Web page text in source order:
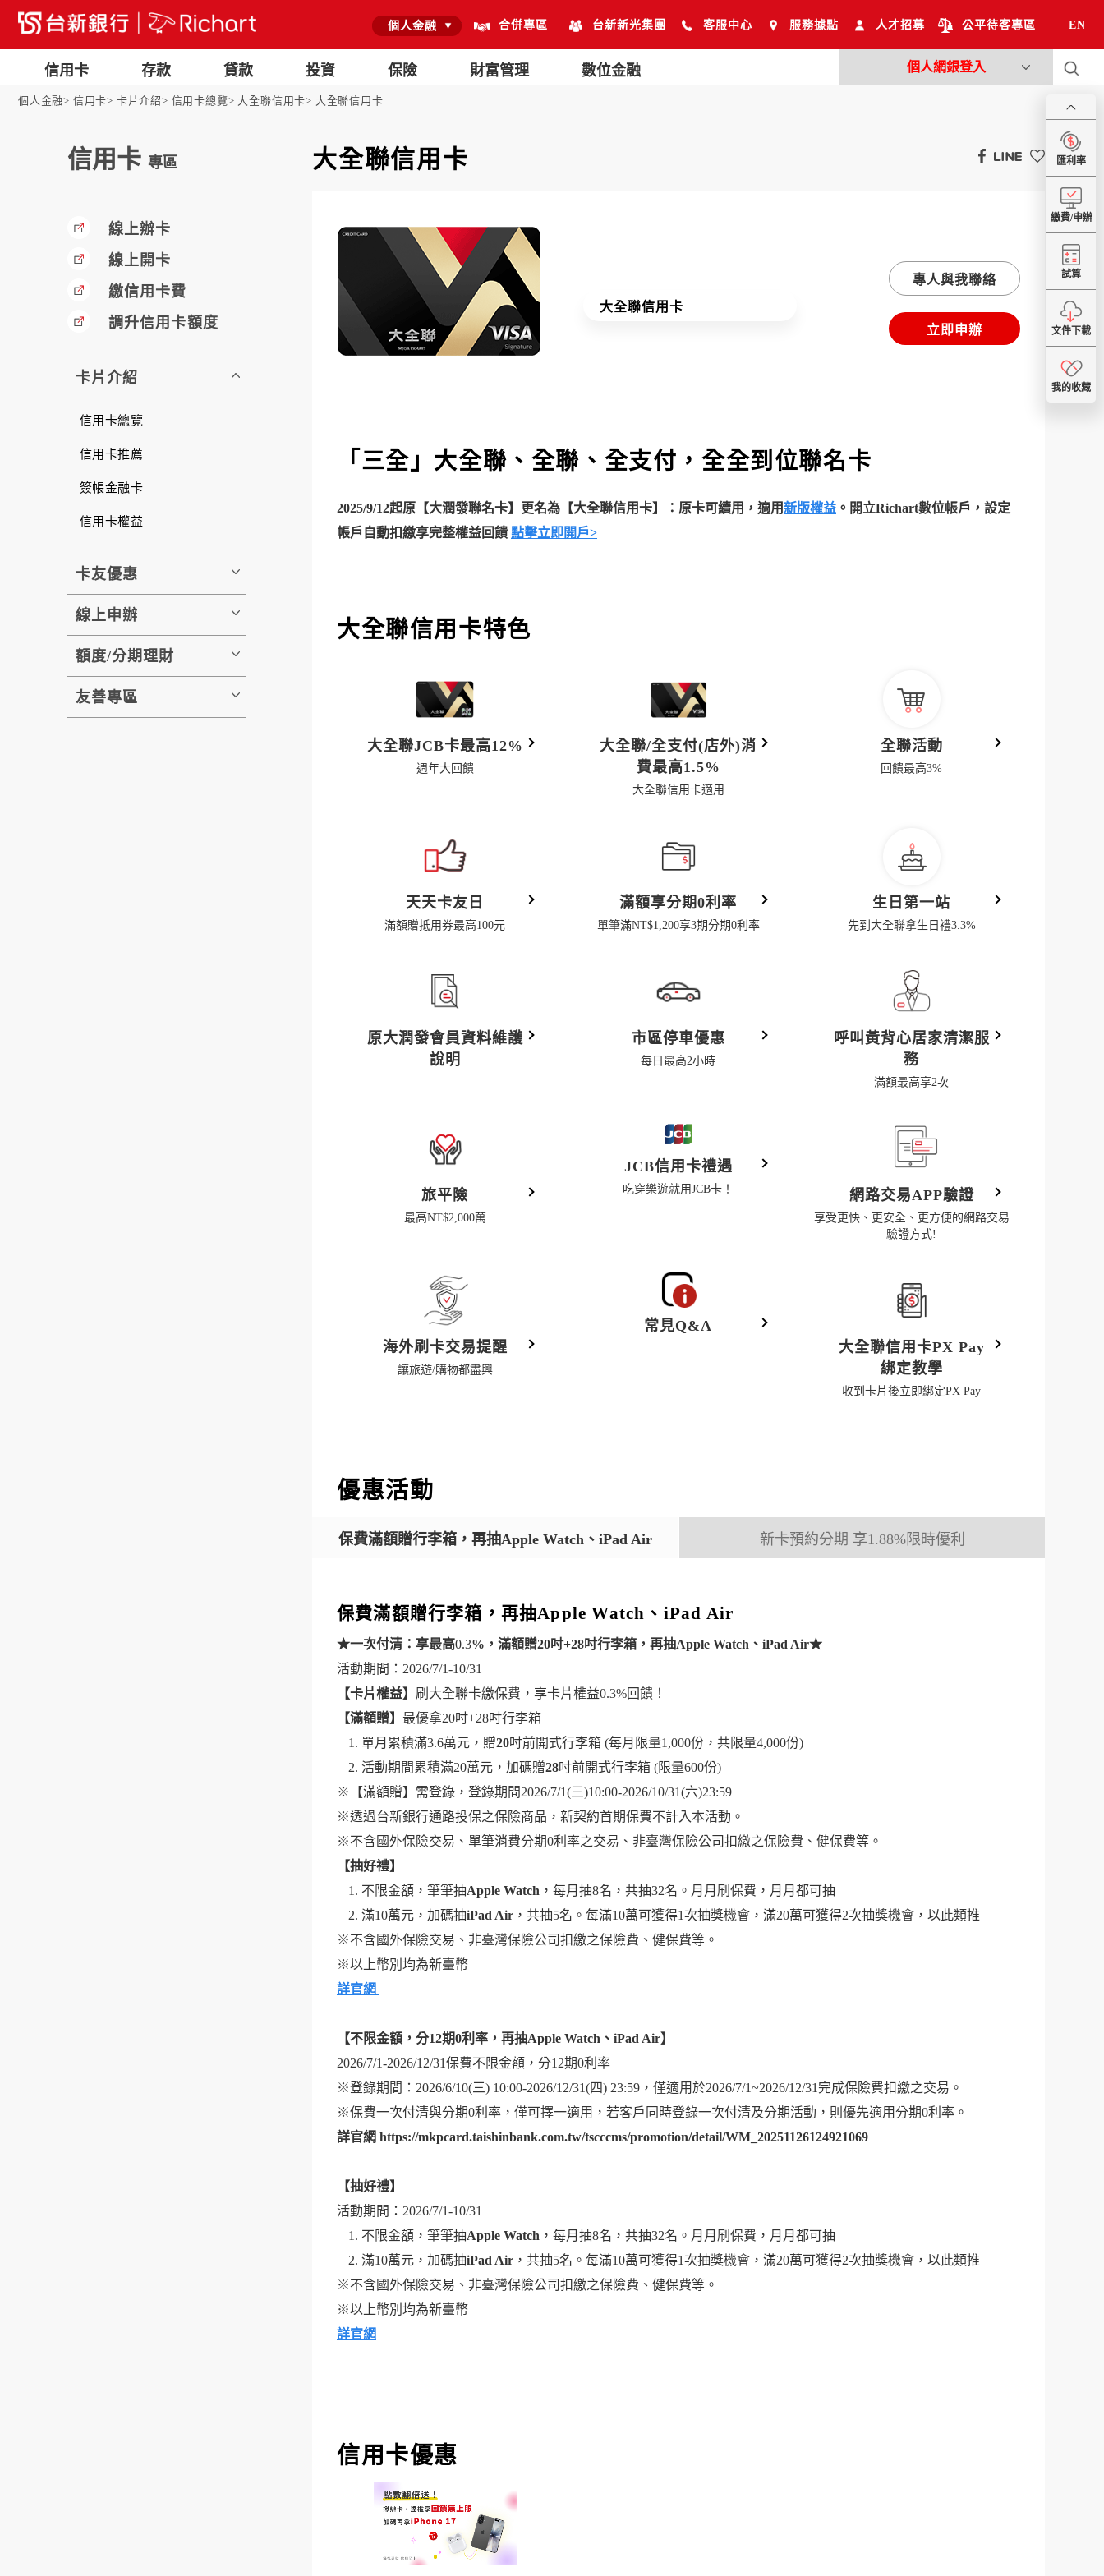
信用卡 存款 貸款 投資 保險 財富管理 數位金融 個人網銀登入
匯利率
繳費/申辦
試算
文件下載
我的收藏
個人金融 合併專區 台新新光集團 客服中心 服務據點 人才招募 公平待客專區 EN
個人金融 信用卡 卡片介紹 信用卡總覽 大全聯信用卡 大全聯信用卡
信用卡 專區
線上辦卡
線上開卡
繳信用卡費
調升信用卡額度
卡片介紹
信用卡總覽
信用卡推薦
簽帳金融卡
信用卡權益
卡友優惠
線上申辦
額度/分期理財
友善專區
大全聯信用卡
大全聯信用卡
專人與我聯絡
立即申辦
「三全」大全聯、全聯、全支付，全全到位聯名卡
2025/9/12起原【大潤發聯名卡】更名為【大全聯信用卡】：原卡可續用，適用新版權益 。開立Richart數位帳戶，設定
帳戶自動扣繳享完整權益回饋 點擊立即開戶>
大全聯信用卡特色
大全聯JCB卡最高12%
週年大回饋
大全聯/全支付(店外)消
費最高1.5%
大全聯信用卡適用
全聯活動
回饋最高3%
天天卡友日
滿額贈抵用券最高100元
滿額享分期0利率
單筆滿NT$1,200享3期分期0利率
生日第一站
先到大全聯拿生日禮3.3%
原大潤發會員資料維護
說明
市區停車優惠
每日最高2小時
呼叫黃背心居家清潔服
務
滿額最高享2次
旅平險
最高NT$2,000萬
JCB信用卡禮遇
吃穿樂遊就用JCB卡！ 網路交易APP驗證
享受更快、更安全、更方便的網路交易
驗證方式!
海外刷卡交易提醒
讓旅遊/購物都盡興
常見Q&A
大全聯信用卡PX Pay
綁定教學
收到卡片後立即綁定PX Pay
優惠活動
保費滿額贈行李箱，再抽Apple Watch、iPad Air 新卡預約分期 享1.88%限時優利
保費滿額贈行李箱，再抽Apple Watch、iPad Air
★一次付清：享最高0.3%，滿額贈20吋+28吋行李箱，再抽Apple Watch、iPad Air★
活動期間：2026/7/1-10/31
【卡片權益】 刷大全聯卡繳保費，享卡片權益0.3%回饋！
【滿額贈】 最優拿20吋+28吋行李箱
單月累積滿3.6萬元，贈20吋前開式行李箱 (每月限量1,000份，共限量4,000份)
活動期間累積滿20萬元，加碼贈28吋前開式行李箱 (限量600份)
※【滿額贈】需登錄，登錄期間2026/7/1(三)10:00-2026/10/31(六)23:59
※透過台新銀行通路投保之保險商品，新契約首期保費不計入本活動。
※不含國外保險交易、單筆消費分期0利率之交易、非臺灣保險公司扣繳之保險費、健保費等。
【抽好禮】
不限金額，筆筆抽Apple Watch ，每月抽8名，共抽32名。月月刷保費，月月都可抽
滿10萬元，加碼抽iPad Air ，共抽5名。每滿10萬可獲得1次抽獎機會，滿20萬可獲得2次抽獎機會，以此類推
※不含國外保險交易、非臺灣保險公司扣繳之保險費、健保費等。
※以上幣別均為新臺幣
詳官網
【不限金額，分12期0利率，再抽Apple Watch、iPad Air】
2026/7/1-2026/12/31保費不限金額，分12期0利率
※登錄期間：2026/6/10(三) 10:00-2026/12/31(四) 23:59，僅適用於2026/7/1~2026/12/31完成保險費扣繳之交易。
※保費一次付清與分期0利率，僅可擇一適用，若客戶同時登錄一次付清及分期活動，則優先適用分期0利率。
詳官網 https://mkpcard.taishinbank.com.tw/tscccms/promotion/detail/WM_20251126124921069
【抽好禮】
活動期間：2026/7/1-10/31
不限金額，筆筆抽Apple Watch ，每月抽8名，共抽32名。月月刷保費，月月都可抽
滿10萬元，加碼抽iPad Air ，共抽5名。每滿10萬可獲得1次抽獎機會，滿20萬可獲得2次抽獎機會，以此類推
※不含國外保險交易、非臺灣保險公司扣繳之保險費、健保費等。
※以上幣別均為新臺幣
詳官網
信用卡優惠